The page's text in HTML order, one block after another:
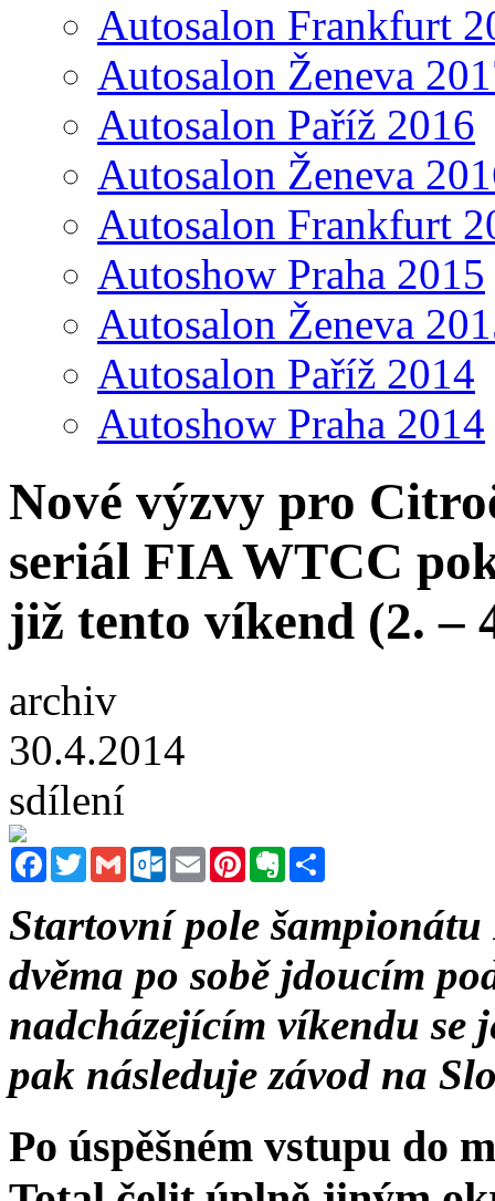
Autosalon Frankfurt
Autosalon Ženeva
Autosalon Paříž 2016
Autosalon Ženeva
Autosalon Frankfurt
Autoshow Praha 2015
Autosalon Ženeva
Autosalon Paříž 2014
Autoshow Praha 2014
Nové výzvy pro
seriál FIA WTCC
již tento víkend (2. –
archiv
30.4.2014
sdílení
FacebookTwitterGmail Outlook.com
Email PinterestEvernote
Startovní pole
dvěma po sobě jdoucím
nadcházejícím víkendu se
pak následuje závod na
Po úspěšném vstupu do